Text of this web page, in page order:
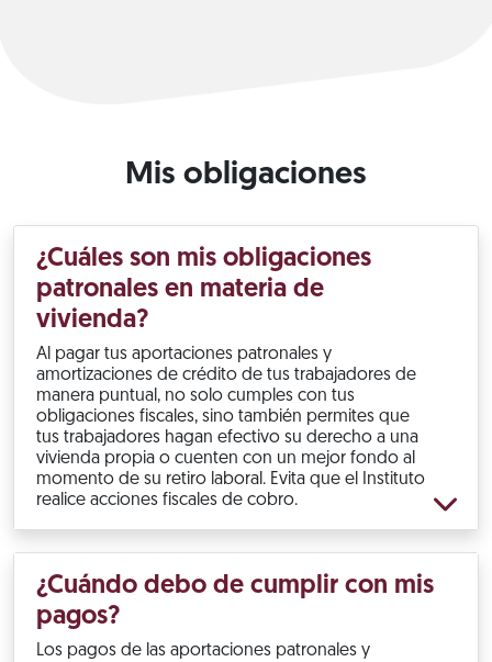
Mis obligaciones
¿Cuáles son mis obligaciones
patronales en materia de
vivienda?
Al pagar tus aportaciones patronales y
amortizaciones de crédito de tus trabajadores de
manera puntual, no solo cumples con tus
obligaciones fiscales, sino también permites que
tus trabajadores hagan efectivo su derecho a una
vivienda propia o cuenten con un mejor fondo al
momento de su retiro laboral. Evita que el Instituto
realice acciones fiscales de cobro.
¿Cuándo debo de cumplir con mis
pagos?
Los pagos de las aportaciones patronales y